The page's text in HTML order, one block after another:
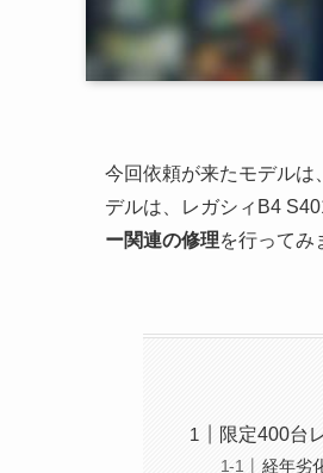
今回依頼が来たモデルは
デルは、レガシィB4
ー関連の修理を行ってみ
限定400台
経年劣